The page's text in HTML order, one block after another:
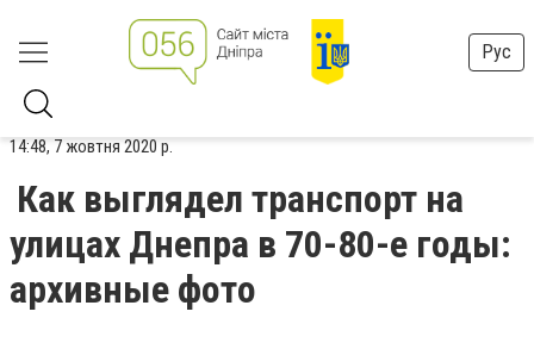
Рус
14:48, 7 жовтня 2020 р.
Как выглядел транспорт на
улицах Днепра в 70-80-е годы:
архивные фото